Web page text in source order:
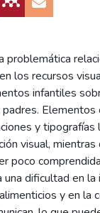
problemática
los recursos
infantiles
Elementos
y tipografías
visual, mientras
poco
una dificultad en
y en la